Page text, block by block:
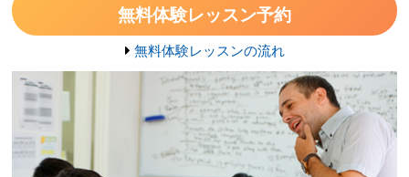
無料体験レッスン予約
無料体験レッスンの流れ